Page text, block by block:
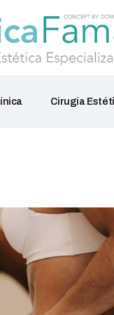
Cirugía